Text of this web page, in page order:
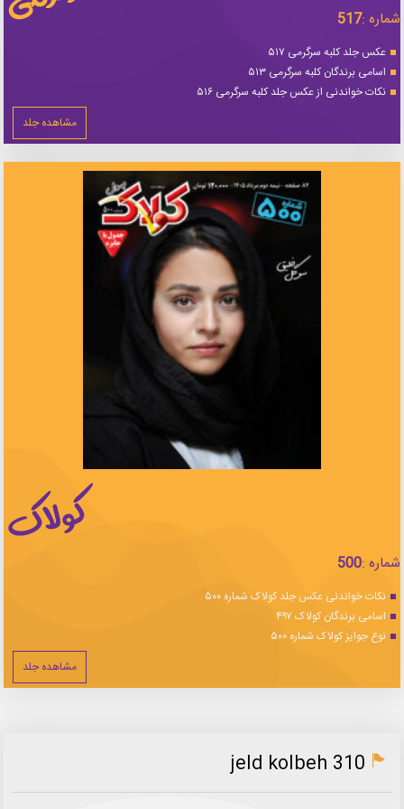
شماره :517
عکس جلد کلبه سرگرمی ۵۱۷
اسامی برندگان کلبه سرگرمی ۵۱۳
نکات خواندنی از عکس جلد کلبه سرگرمی ۵۱۶
مشاهده جلد
شماره :500
نکات خواندنی عکس جلد کولاک شماره ۵۰۰
اسامی برندگان کولاک ۴۹۷
نوع جوایز کولاک شماره ۵۰۰
مشاهده جلد
jeld kolbeh 310